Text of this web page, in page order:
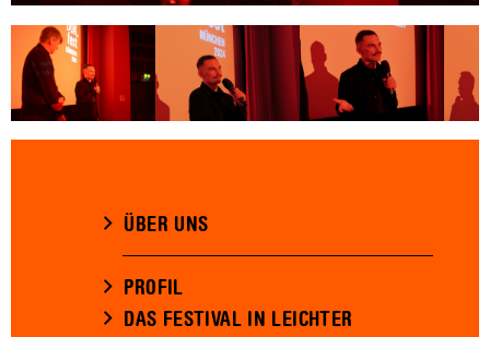
ÜBER UNS
PROFIL
DAS FESTIVAL IN LEICHTER